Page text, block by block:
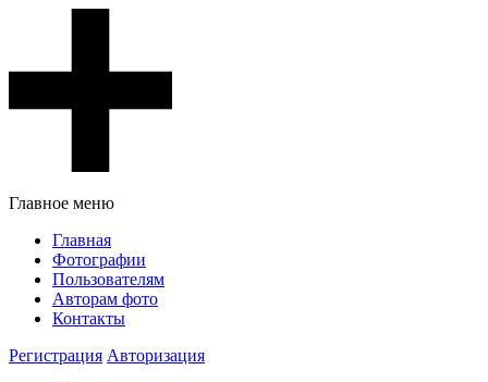
Главное меню
Главная
Фотографии
Пользователям
Авторам фото
Контакты
Регистрация Авторизация